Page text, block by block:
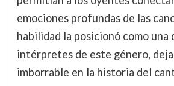
emociones profundas de las
habilidad la posicionó como una
intérpretes de este género,
imborrable en la historia del